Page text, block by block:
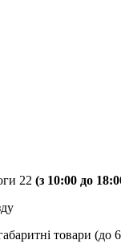
22 (з 10:00 до
товари (до